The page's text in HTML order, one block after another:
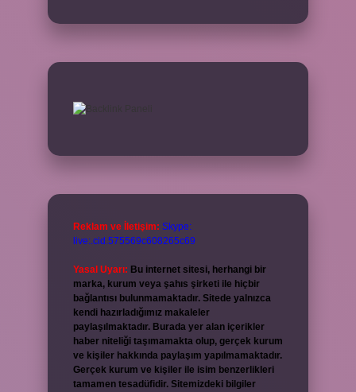
Reklam ve İletişim: Skype:
live:.cid.575569c608265c69
Yasal Uyarı: Bu internet sitesi, herhangi bir
marka, kurum veya şahıs şirketi ile hiçbir
bağlantısı bulunmamaktadır. Sitede yalnızca
kendi hazırladığımız makaleler
paylaşılmaktadır. Burada yer alan içerikler
haber niteliği taşımamakta olup, gerçek kurum
ve kişiler hakkında paylaşım yapılmamaktadır.
Gerçek kurum ve kişiler ile isim benzerlikleri
tamamen tesadüfidir. Sitemizdeki bilgiler